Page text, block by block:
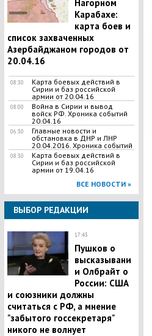
Нагорном
Карабахе:
карта боев и
список захваченных
Азербайджаном городов от
20.04.16
08:30
Карта боевых действий в
Сирии и баз российской
армии от 20.04.16
08:00
Война в Сирии и вывод
войск РФ. Хроника событий
20.04.16
06:30
Главные новости и
обстановка в ДНР и ЛНР
20.04.2016. Хроника событий
08:30
Карта боевых действий в
Сирии и баз российской
армии от 19.04.16
ВСЕ НОВОСТИ »
ВЫБОР РЕДАКЦИИ
17:43
Пушков о
высказывани
и Олбрайт о
России: США
и союзники должны
считаться с РФ, а мнение
"забытого госсекретаря"
никого не волнует